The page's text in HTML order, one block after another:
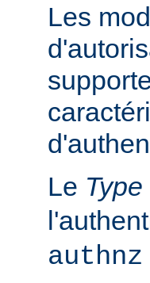
Les
Le Type
authnz